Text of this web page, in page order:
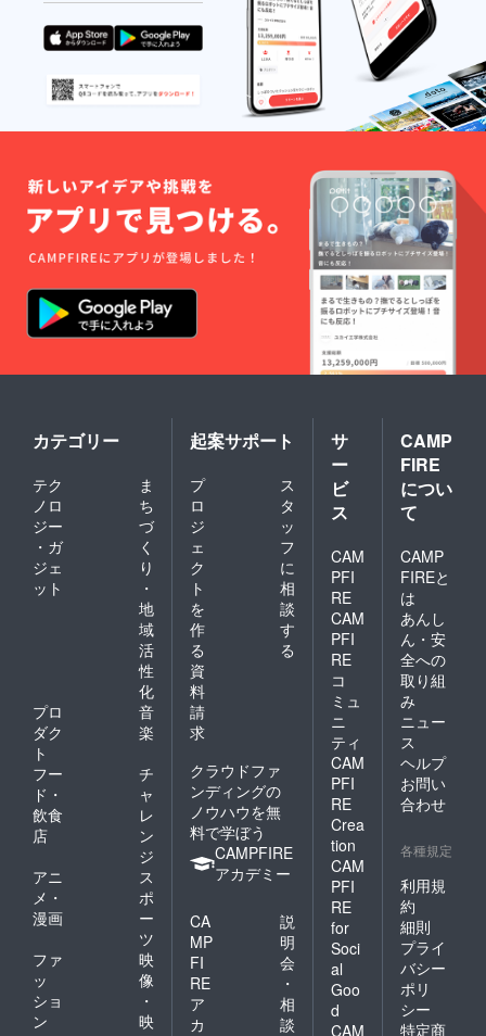
カテゴリー
テク
ノロ
ジー
・ガ
ジェ
ット
ま
ち
づ
く
り
・
地
域
活
性
化
プロ
ダク
ト
音
楽
フー
ド・
飲食
店
チ
ャ
レ
ン
ジ
アニ
メ・
漫画
ス
ポ
ー
ツ
ファ
ッ
ショ
ン
映
像
・
映
起案サポート
プ
ロ
ジ
ェ
ク
ト
を
作
る
ス
タ
ッ
フ
に
相
談
す
る
資
料
請
求
クラウドファ
ンディングの
ノウハウを無
料で学ぼう
CAMPFIRE
アカデミー
CA
MP
FI
RE
ア
カ
説
明
会
・
相
談
サ
ー
ビ
ス
CAM
PFI
RE
CAM
PFI
RE
コ
ミュ
ニ
ティ
CAM
PFI
RE
Crea
tion
CAM
PFI
RE
for
Soci
al
Goo
d
CAM
CAMP
FIRE
につい
て
CAMP
FIREと
は
あんし
ん・安
全への
取り組
み
ニュー
ス
ヘルプ
お問い
合わせ
各種規定
利用規
約
細則
プライ
バシー
ポリ
シー
特定商